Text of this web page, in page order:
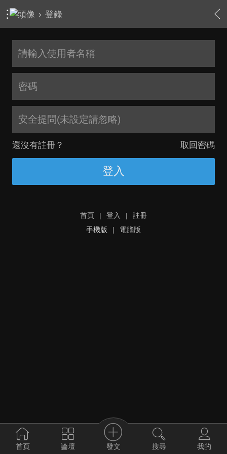
› 登錄
安全提問(未設定請忽略)
還沒有註冊？ 取回密碼
登入
首頁 | 登入 |
註冊
手機版
| 電腦版
首頁 論壇 發文 搜尋 我的